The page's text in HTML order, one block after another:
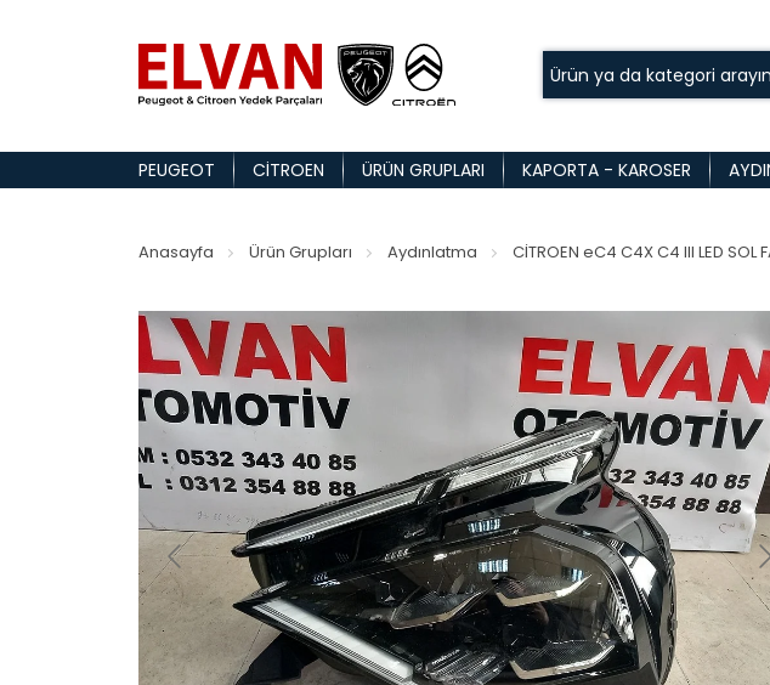
PEUGEOT CITROEN ÜRÜN GRUPLARI KAPORTA - KAROSER
Anasayfa Ürün Grupları Aydınlatma CİTROEN eC4 C4X C4 III LED SOL